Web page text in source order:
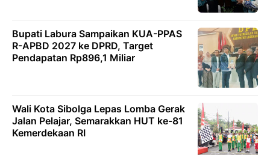
Bupati Labura Sampaikan KUA-PPAS
R-APBD 2027 ke DPRD, Target
Pendapatan Rp896,1 Miliar
Wali Kota Sibolga Lepas Lomba Gerak
Jalan Pelajar, Semarakkan HUT ke-81
Kemerdekaan RI